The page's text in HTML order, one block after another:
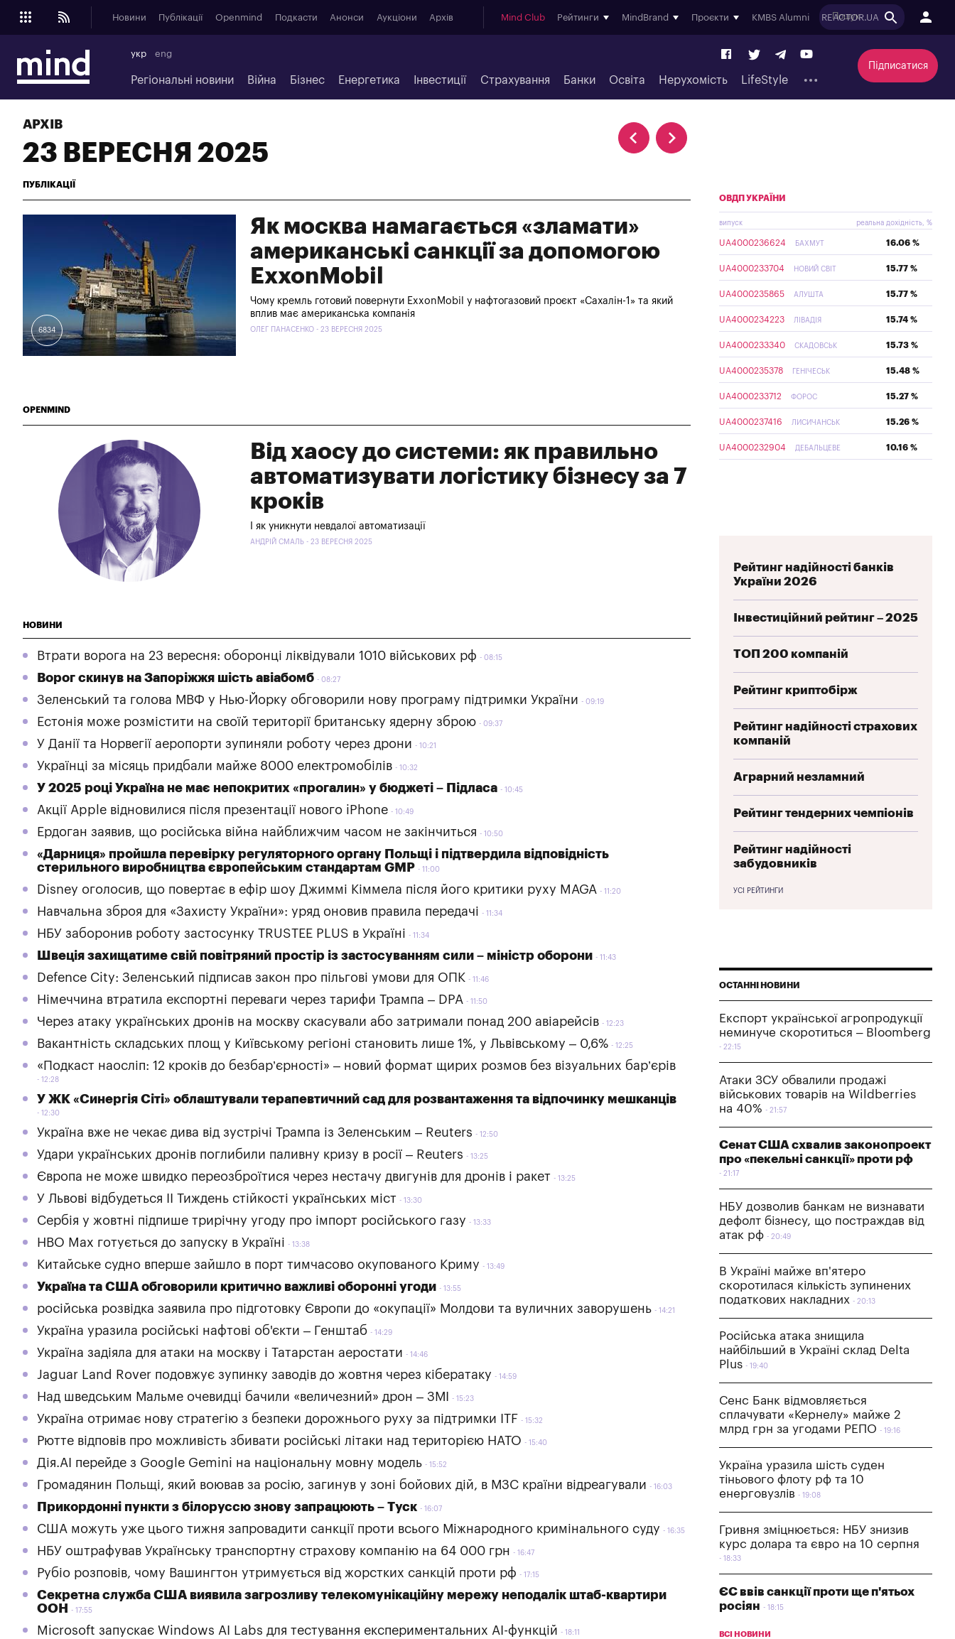
Новини Публікації Openmind Подкасти Анонси Аукціони Архів Mind Club Рейтинги MindBrand Проєкти KMBS Alumni REACTOR.UA
укр eng
Регіональні новини Війна Бізнес Енергетика Інвестиції Страхування Банки Освіта Нерухомість LifeStyle
Підписатися
АРХІВ
23 ВЕРЕСНЯ 2025
ПУБЛІКАЦІЇ
6834
Як москва намагається «зламати»
американські санкції за допомогою
ExxonMobil
Чому кремль готовий повернути ExxonMobil у нафтогазовий проєкт «Сахалін-1» та який
вплив має американська компанія
ОЛЕГ ПАНАСЕНКО - 23 ВЕРЕСНЯ 2025
OPENMIND
Від хаосу до системи: як правильно
автоматизувати логістику бізнесу за 7
кроків
І як уникнути невдалої автоматизації
АНДРІЙ СМАЛЬ - 23 ВЕРЕСНЯ 2025
НОВИНИ
Втрати ворога на 23 вересня: оборонці ліквідували 1010 військових рф 08:15
Ворог скинув на Запоріжжя шість авіабомб 08:27
Зеленський та голова МВФ у Нью-Йорку обговорили нову програму підтримки України 09:19
Естонія може розмістити на своїй території британську ядерну зброю 09:37
У Данії та Норвегії аеропорти зупиняли роботу через дрони 10:21
Українці за місяць придбали майже 8000 електромобілів 10:32
У 2025 році Україна не має непокритих «прогалин» у бюджеті – Підласа 10:45
Акції Apple відновилися після презентації нового iPhone 10:49
Ердоган заявив, що російська війна найближчим часом не закінчиться 10:50
«Дарниця» пройшла перевірку регуляторного органу Польщі і підтвердила відповідність
стерильного виробництва європейським стандартам GMP
11:00
Disney оголосив, що повертає в ефір шоу Джиммі Кіммела після його критики руху MAGA 11:20
Навчальна зброя для «Захисту України»: уряд оновив правила передачі 11:34
НБУ заборонив роботу застосунку TRUSTEE PLUS в Україні 11:34
Швеція захищатиме свій повітряний простір із застосуванням сили – міністр оборони 11:43
Defence City: Зеленський підписав закон про пільгові умови для ОПК 11:46
Німеччина втратила експортні переваги через тарифи Трампа – DPA 11:50
Через атаку українських дронів на москву скасували або затримали понад 200 авіарейсів 12:23
Вакантність складських площ у Київському регіоні становить лише 1%, у Львівському – 0,6% 12:25
«Подкаст наосліп: 12 кроків до безбар’єрності» – новий формат щирих розмов без візуальних бар’єрів
12:28
У ЖК «Синергія Сіті» облаштували терапевтичний сад для розвантаження та відпочинку мешканців
12:30
Україна вже не чекає дива від зустрічі Трампа із Зеленським – Reuters 12:50
Удари українських дронів поглибили паливну кризу в росії – Reuters 13:25
Європа не може швидко переозброїтися через нестачу двигунів для дронів і ракет 13:25
У Львові відбудеться ІІ Тиждень стійкості українських міст 13:30
Сербія у жовтні підпише трирічну угоду про імпорт російського газу 13:33
HBO Max готується до запуску в Україні 13:38
Китайське судно вперше зайшло в порт тимчасово окупованого Криму 13:49
Україна та США обговорили критично важливі оборонні угоди 13:55
російська розвідка заявила про підготовку Європи до «окупації» Молдови та вуличних заворушень 14:21
Україна уразила російські нафтові об'єкти – Генштаб 14:29
Україна задіяла для атаки на москву і Татарстан аеростати 14:46
Jaguar Land Rover подовжує зупинку заводів до жовтня через кібератаку 14:59
Над шведським Мальме очевидці бачили «величезний» дрон – ЗМІ 15:23
Україна отримає нову стратегію з безпеки дорожнього руху за підтримки ITF 15:32
Рютте відповів про можливість збивати російські літаки над територією НАТО 15:40
Дія.AI перейде з Google Gemini на національну мовну модель 15:52
Громадянин Польщі, який воював за росію, загинув у зоні бойових дій, в МЗС країни відреагували 16:03
Прикордонні пункти з білоруссю знову запрацюють – Туск 16:07
США можуть уже цього тижня запровадити санкції проти всього Міжнародного кримінального суду 16:35
НБУ оштрафував Українську транспортну страхову компанію на 64 000 грн 16:47
Рубіо розповів, чому Вашингтон утримується від жорстких санкцій проти рф 17:15
Секретна служба США виявила загрозливу телекомунікаційну мережу неподалік штаб-квартири
ООН
17:55
Microsoft запускає Windows AI Labs для тестування експериментальних AI-функцій 18:11
ОВДП УКРАЇНИ
випуск реальна дохідність, %
UA4000236624 БАХМУТ 16.06 %
UA4000233704 НОВИЙ СВІТ 15.77 %
UA4000235865 АЛУШТА 15.77 %
UA4000234223 ЛІВАДІЯ 15.74 %
UA4000233340 СКАДОВСЬК 15.73 %
UA4000235378 ГЕНІЧЕСЬК 15.48 %
UA4000233712 ФОРОС 15.27 %
UA4000237416 ЛИСИЧАНСЬК 15.26 %
UA4000232904 ДЕБАЛЬЦЕВЕ 10.16 %
Рейтинг надійності банків
України 2026
Інвестиційний рейтинг – 2025
ТОП 200 компаній
Рейтинг криптобірж
Рейтинг надійності страхових
компаній
Аграрний незламний
Рейтинг тендерних чемпіонів
Рейтинг надійності
забудовників
УСІ РЕЙТИНГИ
ОСТАННІ НОВИНИ
Експорт української агропродукції
неминуче скоротиться – Bloomberg
22:15
Атаки ЗСУ обвалили продажі
військових товарів на Wildberries
на 40%
21:57
Сенат США схвалив законопроект
про «пекельні санкції» проти рф
21:17
НБУ дозволив банкам не визнавати
дефолт бізнесу, що постраждав від
атак рф
20:49
В Україні майже вп'ятеро
скоротилася кількість зупинених
податкових накладних
20:13
Російська атака знищила
найбільший в Україні склад Delta
Plus
19:40
Сенс Банк відмовляється
сплачувати «Кернелу» майже 2
млрд грн за угодами РЕПО
19:16
Україна уразила шість суден
тіньового флоту рф та 10
енерговузлів
19:08
Гривня зміцнюється: НБУ знизив
курс долара та євро на 10 серпня
18:33
ЄС ввів санкції проти ще п'ятьох
росіян
18:15
ВСІ НОВИНИ